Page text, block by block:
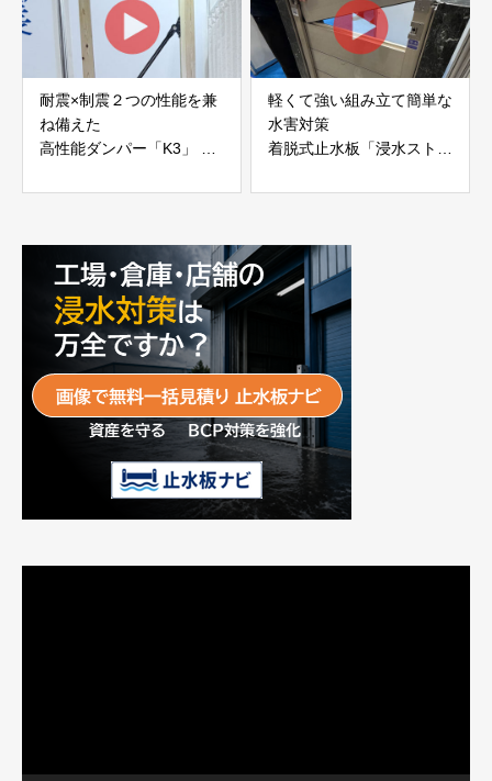
耐震×制震２つの性能を兼
ね備えた
高性能ダンパー「K3」 富
軽くて強い組み立て簡単な
水害対策
着脱式止水板「浸水ストッ
富士工業株式会社